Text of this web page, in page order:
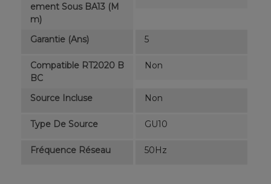
Ement Sous BA13 (m
M)
Garantie (ans) 5
Compatible RT2020 B
BC
Non
Source Incluse Non
Type De Source GU10
Fréquence Réseau 50Hz